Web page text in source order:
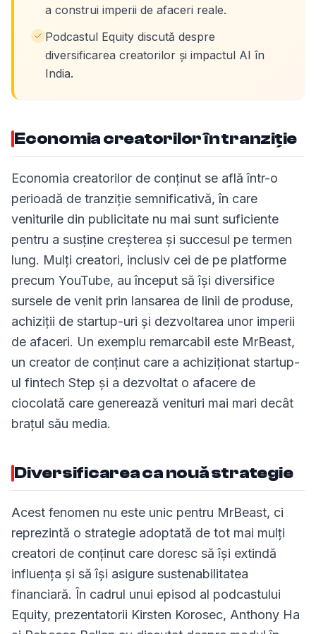
a construi imperii de afaceri reale.
Podcastul Equity discută despre
diversificarea creatorilor și impactul AI în
India.
Economia creatorilor în tranziție
Economia creatorilor de conținut se află într-o
perioadă de tranziție semnificativă, în care
veniturile din publicitate nu mai sunt suficiente
pentru a susține creșterea și succesul pe termen
lung. Mulți creatori, inclusiv cei de pe platforme
precum YouTube, au început să își diversifice
sursele de venit prin lansarea de linii de produse,
achiziții de startup-uri și dezvoltarea unor imperii
de afaceri. Un exemplu remarcabil este MrBeast,
un creator de conținut care a achiziționat startup-
ul fintech Step și a dezvoltat o afacere de
ciocolată care generează venituri mai mari decât
brațul său media.
Diversificarea ca nouă strategie
Acest fenomen nu este unic pentru MrBeast, ci
reprezintă o strategie adoptată de tot mai mulți
creatori de conținut care doresc să își extindă
influența și să își asigure sustenabilitatea
financiară. În cadrul unui episod al podcastului
Equity, prezentatorii Kirsten Korosec, Anthony Ha